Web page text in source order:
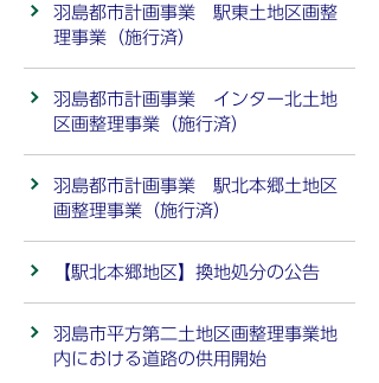
羽島都市計画事業 駅東土地区画整
理事業（施行済）
羽島都市計画事業 インター北土地
区画整理事業（施行済）
羽島都市計画事業 駅北本郷土地区
画整理事業（施行済）
【駅北本郷地区】換地処分の公告
羽島市平方第二土地区画整理事業地
内における道路の供用開始